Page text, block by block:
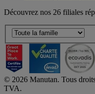
Découvrez nos 26 filiales
© 2026 Manutan. Tous
TVA.